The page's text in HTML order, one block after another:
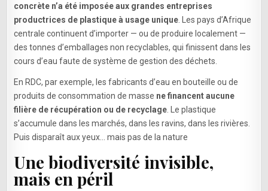
concrète n’a été imposée aux grandes entreprises
productrices de plastique à usage unique . Les pays d’Afrique
centrale continuent d’importer — ou de produire localement —
des tonnes d’emballages non recyclables, qui finissent dans les
cours d’eau faute de système de gestion des déchets.
En RDC, par exemple, les fabricants d’eau en bouteille ou de
produits de consommation de masse ne financent aucune
filière de récupération ou de recyclage . Le plastique
s’accumule dans les marchés, dans les ravins, dans les rivières.
Puis disparaît aux yeux… mais pas de la nature
Une biodiversité invisible,
mais en péril